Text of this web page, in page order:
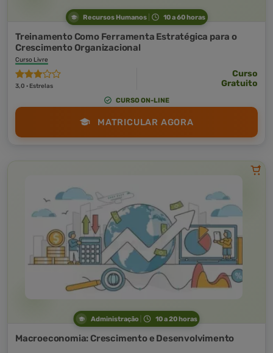
Recursos Humanos 10 a 60 horas
Treinamento Como Ferramenta Estratégica para o
Crescimento Organizacional
Curso Livre
3,0 · Estrelas
Curso
Gratuito
CURSO ON-LINE
MATRICULAR AGORA
Administração 10 a 20 horas
Macroeconomia: Crescimento e Desenvolvimento